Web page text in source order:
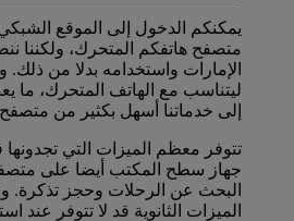
متصفح هاتفكم المتحرك، ولكننا
الإمارات واستخدامه بدلا من
ليتناسب مع الهاتف المتحرك، ما
إلى خدماتنا أسهل بكثير من
جهاز سطح المكتب أيضا على
البحث عن الرحلات وحجز تذكرة.
الميزات الثانوية قد لا تتوفر عند